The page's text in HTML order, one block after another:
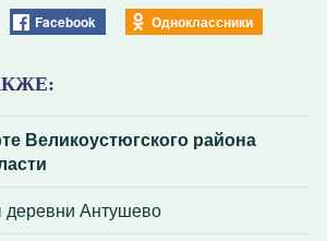
Великоустюгского района
Антушево
Facebook Одноклассники